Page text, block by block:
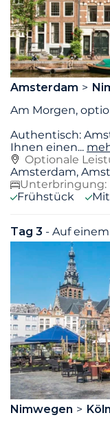
Amsterdam
Am Morgen,
Authentisch:
Ihnen einen...
Optionale
Amsterdam,
Unterbringung:
Frühstück
Tag 3 - Auf
Nimwegen
Köln